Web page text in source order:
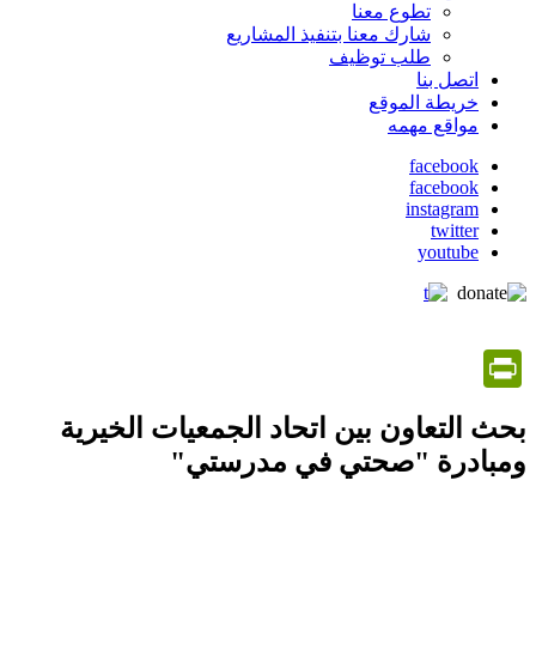
تطوع معنا
شارك معنا بتنفيذ المشاريع
طلب توظيف
اتصل بنا
خريطة الموقع
مواقع مهمه
social
media
facebook
facebook
instagram
twitter
youtube
بحث التعاون بين اتحاد الجمعيات الخيرية
ومبادرة "صحتي في مدرستي"